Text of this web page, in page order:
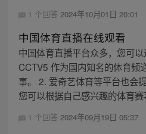
1 个回答 2024年10月01日 20:01
中国体育直播在线观看
中国体育直播平台众多，您可
CCTV5 作为国内知名的体育频
事。 2. 爱奇艺体育等平台也会
您可以根据自己感兴趣的体育赛
1 个回答 2024年09月19日 05:37